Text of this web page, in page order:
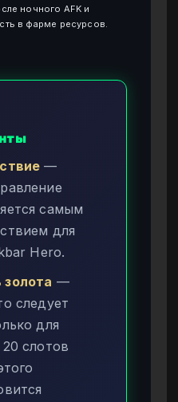
ночного AFK и
в фарме ресурсов.
—
самым
для
Hero.
—
следует
для
слотов